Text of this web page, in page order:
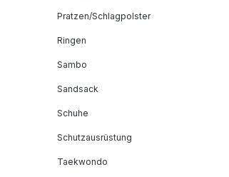
Pratzen/Schlagpolster
Ringen
Sambo
Sandsack
Schuhe
Schutzausrüstung
Taekwondo